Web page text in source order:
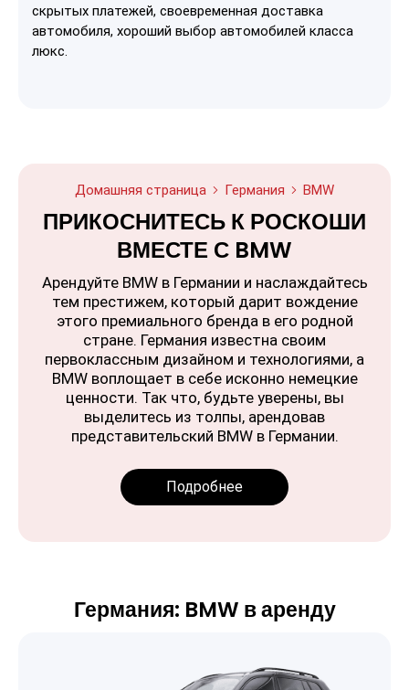
скрытых платежей, своевременная доставка
автомобиля, хороший выбор автомобилей класса
люкс.
Домашняя страница Германия BMW
ПРИКОСНИТЕСЬ К РОСКОШИ
ВМЕСТЕ С BMW
Арендуйте BMW в Германии и наслаждайтесь
тем престижем, который дарит вождение
этого премиального бренда в его родной
стране. Германия известна своим
первоклассным дизайном и технологиями, а
BMW воплощает в себе исконно немецкие
ценности. Так что, будьте уверены, вы
выделитесь из толпы, арендовав
представительский BMW в Германии.
Подробнее
Германия: BMW в аренду